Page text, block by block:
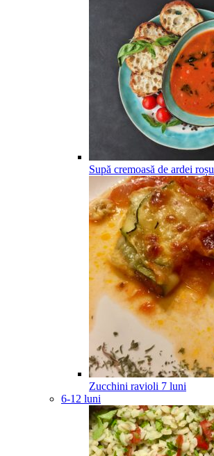
Supă cremoasă de ardei roșu
Zucchini ravioli 7 luni
6-12 luni